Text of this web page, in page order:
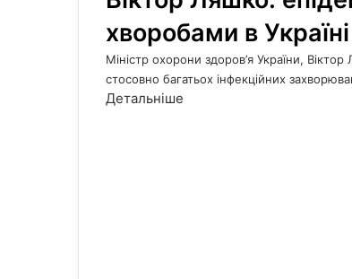
хворобами в
Міністр охорони здоров’я України,
стосовно багатьох інфекційних
Детальніше